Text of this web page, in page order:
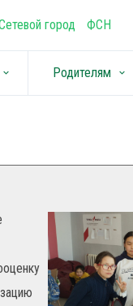
город ФСН
keyboard_arrow_down Родителям keyboard_arrow_down